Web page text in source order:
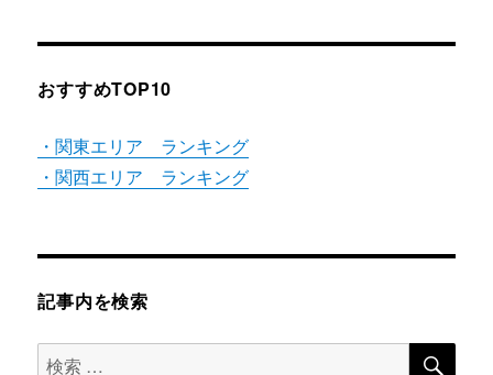
おすすめTOP10
・関東エリア ランキング
・関西エリア ランキング
記事内を検索
検 検